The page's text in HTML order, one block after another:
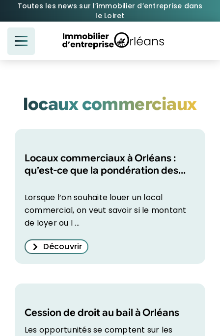
Passer
contenu
Toutes les news sur l’immobilier d’entreprise dans
le Loiret
locaux commerciaux
Locaux commerciaux à Orléans :
qu’est-ce que la pondération des
Lorsque l’on souhaite louer un local
commercial, on veut savoir si le montant
de loyer ou l ...
Découvrir
Cession de droit au bail à Orléans
Les opportunités se comptent sur les